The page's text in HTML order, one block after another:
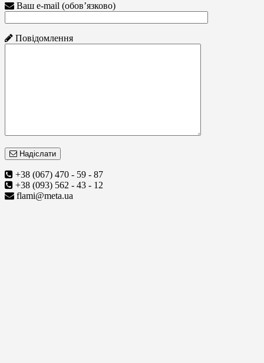
Ваш e-mail (обов’язково)
Повідомлення
Надіслати
+38 (067) 470 - 59 - 87
+38 (093) 562 - 43 - 12
flami@meta.ua